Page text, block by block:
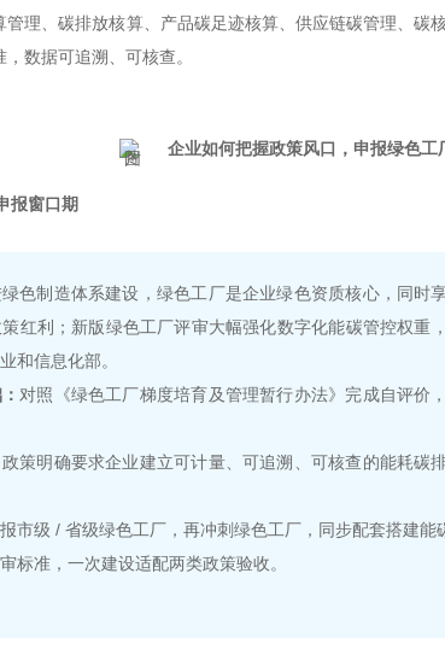
管理、碳排放核算、产品碳足迹核算、供应链碳管理、碳
，数据可追溯、可核查。
企业如何把握政策风口，申报绿色工
报窗口期
色制造体系建设，绿色工厂是企业绿色资质核心，同时
红利；新版绿色工厂评审大幅强化数字化能碳管控权重
和信息化部。
对照《绿色工厂梯度培育及管理暂行办法》完成自评价
政策明确要求企业建立可计量、可追溯、可核查的能耗碳
市级 / 省级绿色工厂，再冲刺绿色工厂，同步配套搭建
标准，一次建设适配两类政策验收。